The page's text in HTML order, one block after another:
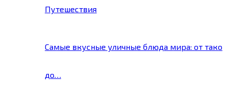
Путешествия
Самые вкусные уличные блюда мира: от тако
до…